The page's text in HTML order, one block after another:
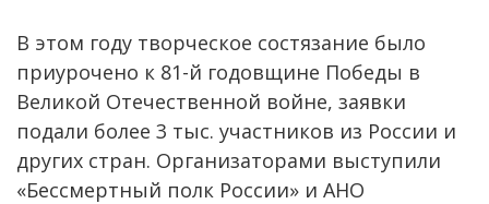
В этом году творческое состязание было
приурочено к 81-й годовщине Победы в
Великой Отечественной войне, заявки
подали более 3 тыс. участников из России и
других стран. Организаторами выступили
«Бессмертный полк России» и АНО